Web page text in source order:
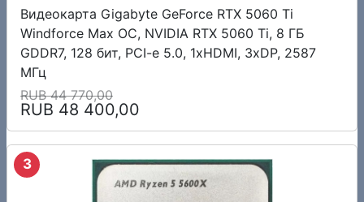
Видеокарта Gigabyte GeForce RTX 5060 Ti
Windforce Max OC, NVIDIA RTX 5060 Ti, 8 ГБ
GDDR7, 128 бит, PCI-e 5.0, 1xHDMI, 3xDP, 2587
МГц
RUB 44 770,00
RUB 48 400,00
3